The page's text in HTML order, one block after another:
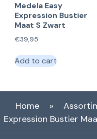
Medela Easy
Expression Bustier
Maat S Zwart
€39,95
Add to cart
Home »
Expression Bustier